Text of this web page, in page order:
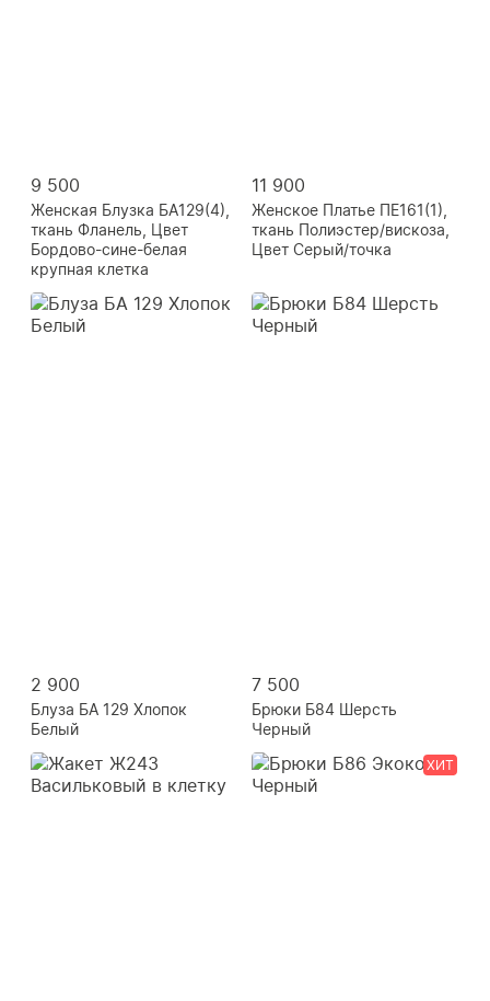
9 500
Женская Блузка БА129(4),
ткань Фланель, Цвет
Бордово-сине-белая
крупная клетка
11 900
Женское Платье ПЕ161(1),
ткань Полиэстер/вискоза,
Цвет Серый/точка
2 900
Блуза БА 129 Хлопок
Белый
7 500
Брюки Б84 Шерсть
Черный
ХИТ